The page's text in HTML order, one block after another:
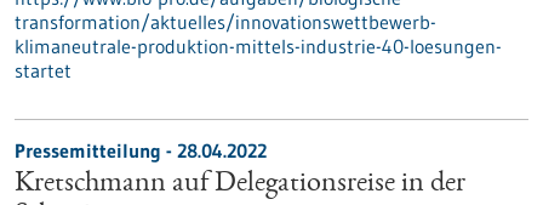
transformation/aktuelles/innovationswettbewerb-
klimaneutrale-produktion-mittels-industrie-40-loesungen-
startet
Pressemitteilung - 28.04.2022
Kretschmann auf Delegationsreise in der